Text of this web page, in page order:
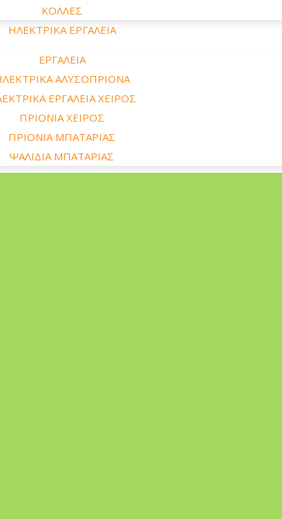
ΚΟΛΛΕΣ
ΗΛΕΚΤΡΙΚΑ ΕΡΓΑΛΕΙΑ
ΕΡΓΑΛΕΙΑ
ΑΛΥΣΟΠΡΙΟΝΑ
ΕΡΓΑΛΕΙΑ ΧΕΙΡΟΣ
ΠΡΙΟΝΙΑ ΧΕΙΡΟΣ
ΠΡΙΟΝΙΑ ΜΠΑΤΑΡΙΑΣ
ΨΑΛΙΔΙΑ ΜΠΑΤΑΡΙΑΣ